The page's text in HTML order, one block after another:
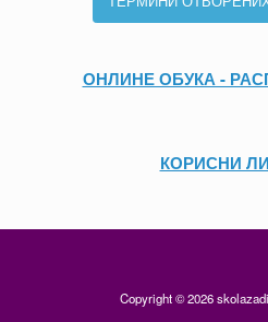
ОНЛИНЕ ОБУКА -
КОРИСНИ
Copyright © 2026